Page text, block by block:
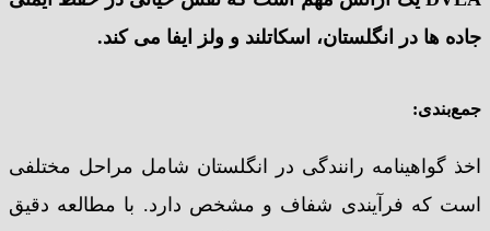
جاده ها در انگلستان، اسکاتلند و ولز ایفا می کند.
جمع‌بندی:
اخذ گواهینامه رانندگی در انگلستان شامل مراحل مختلفی
است که فرآیندی شفاف و مشخص دارد. با مطالعه دقیق